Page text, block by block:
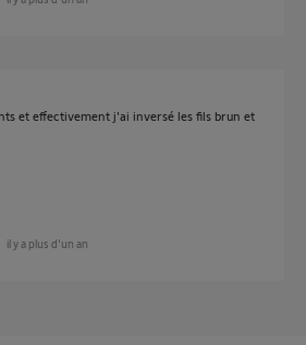
et effectivement j'ai inversé les fils brun et
il y a plus d'un an